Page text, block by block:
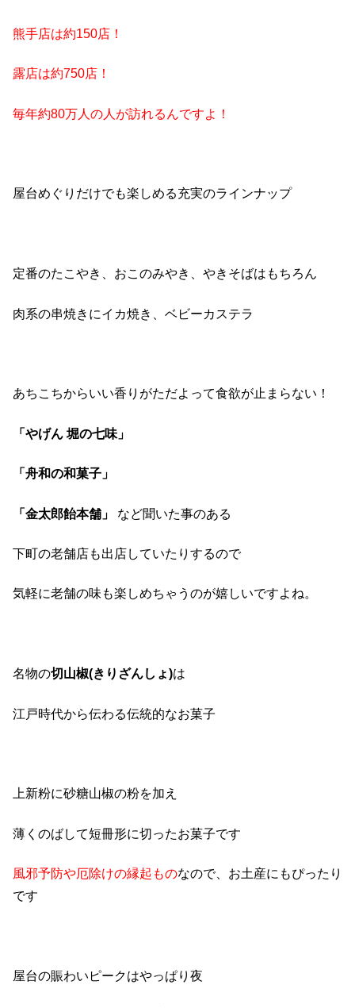
熊手店は約150店！
露店は約750店！
毎年約80万人の人が訪れるんですよ！
屋台めぐりだけでも楽しめる充実のラインナップ
定番のたこやき、おこのみやき、やきそばはもちろん
肉系の串焼きにイカ焼き、ベビーカステラ
あちこちからいい香りがただよって食欲が止まらない！
「やげん 堀の七味」
「舟和の和菓子」
「金太郎飴本舗」 など聞いた事のある
下町の老舗店も出店していたりするので
気軽に老舗の味も楽しめちゃうのが嬉しいですよね。
名物の切山椒(きりざんしょ)は
江戸時代から伝わる伝統的なお菓子
上新粉に砂糖山椒の粉を加え
薄くのばして短冊形に切ったお菓子です
風邪予防や厄除けの縁起ものなので、お土産にもぴったり
です
屋台の賑わいピークはやっぱり夜